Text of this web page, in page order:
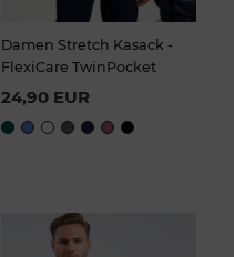
Damen Stretch Kasack -
FlexiCare TwinPocket
24,90 EUR